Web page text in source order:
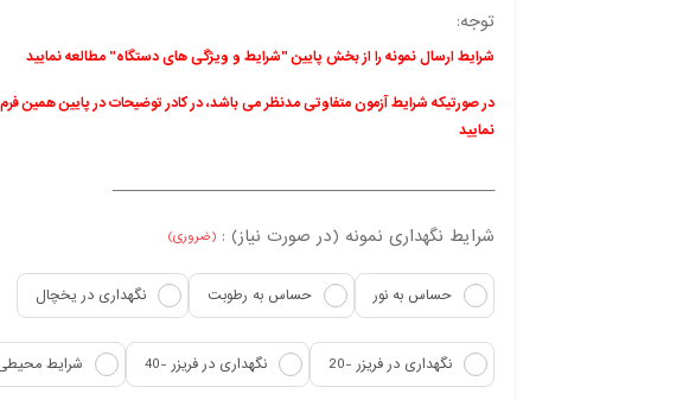
توجه:
شرایط ارسال نمونه را از بخش پایین "شرایط و ویژگی های دستگاه" مطالعه نمایید
در صورتیکه شرایط آزمون متفاوتی مدنظر می باشد، در کادر توضیحات در پایین همین
نمایید
شرایط نگهداری نمونه (در صورت نیاز) : (ضروری)
حساس به نور حساس به رطوبت نگهداری در یخچال
نگهداری در فریزر -20 نگهداری در فریزر -40 شرایط